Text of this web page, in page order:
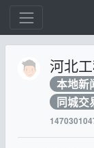
河北
本地新
同城交